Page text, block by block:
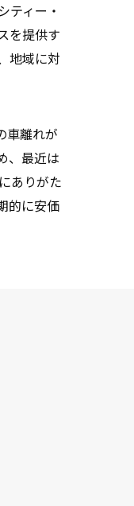
ティー・
を提供す
地域に対
車離れが
、最近は
ありがた
的に安価